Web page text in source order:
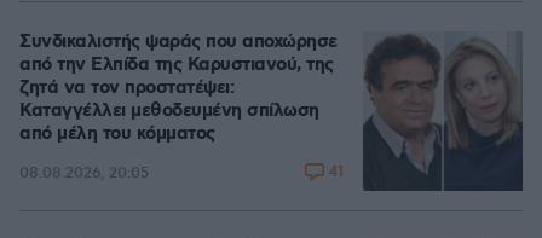
Συνδικαλιστής ψαράς που αποχώρησε
από την Ελπίδα της Καρυστιανού, της
ζητά να τον προστατέψει:
Καταγγέλλει μεθοδευμένη σπίλωση
από μέλη του κόμματος
08.08.2026, 20:05 41